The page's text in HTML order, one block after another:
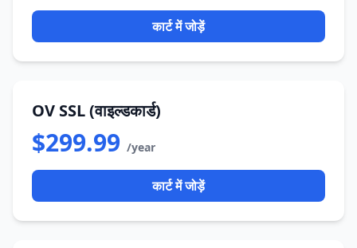
कार्ट में जोड़ें
OV SSL (वाइल्डकार्ड)
$299.99 /year
कार्ट में जोड़ें